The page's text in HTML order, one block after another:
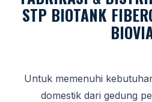
STP BIOTANK
Untuk memenuhi
domestik dari gedung